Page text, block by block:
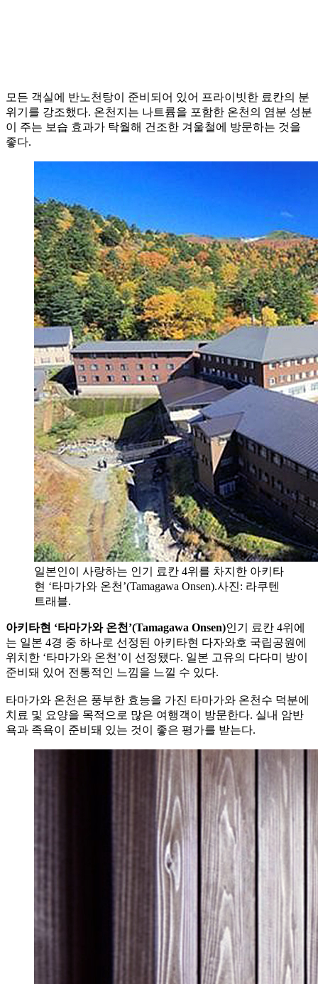
모든 객실에 반노천탕이 준비되어 있어 프라이빗한 료칸의 분
위기를 강조했다. 온천지는 나트륨을 포함한 온천의 염분 성분
이 주는 보습 효과가 탁월해 건조한 겨울철에 방문하는 것을
좋다.
일본인이 사랑하는 인기 료칸 4위를 차지한 아키타
현 ‘타마가와 온천’(Tamagawa Onsen).사진: 라쿠텐
트래블.
아키타현 ‘타마가와 온천’(Tamagawa Onsen)인기 료칸 4위에
는 일본 4경 중 하나로 선정된 아키타현 다자와호 국립공원에
위치한 ‘타마가와 온천’이 선정됐다. 일본 고유의 다다미 방이
준비돼 있어 전통적인 느낌을 느낄 수 있다.
타마가와 온천은 풍부한 효능을 가진 타마가와 온천수 덕분에
치료 및 요양을 목적으로 많은 여행객이 방문한다. 실내 암반
욕과 족욕이 준비돼 있는 것이 좋은 평가를 받는다.